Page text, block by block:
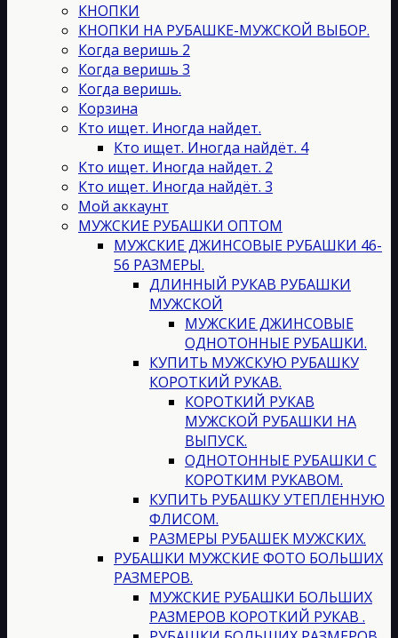
выбрать
КНОПКИ
КНОПКИ НА РУБАШКЕ-МУЖСКОЙ ВЫБОР.
Когда веришь 2
Когда веришь 3
Когда веришь.
Корзина
Кто ищет. Иногда найдет.
Кто ищет. Иногда найдёт. 4
Кто ищет. Иногда найдет. 2
Кто ищет. Иногда найдёт. 3
Мой аккаунт
МУЖСКИЕ РУБАШКИ ОПТОМ
МУЖСКИЕ ДЖИНСОВЫЕ РУБАШКИ 46-
56 РАЗМЕРЫ.
ДЛИННЫЙ РУКАВ РУБАШКИ
МУЖСКОЙ
МУЖСКИЕ ДЖИНСОВЫЕ
ОДНОТОННЫЕ РУБАШКИ.
КУПИТЬ МУЖСКУЮ РУБАШКУ
КОРОТКИЙ РУКАВ.
КОРОТКИЙ РУКАВ
МУЖСКОЙ РУБАШКИ НА
ВЫПУСК.
ОДНОТОННЫЕ РУБАШКИ С
КОРОТКИМ РУКАВОМ.
КУПИТЬ РУБАШКУ УТЕПЛЕННУЮ
ФЛИСОМ.
РАЗМЕРЫ РУБАШЕК МУЖСКИХ.
РУБАШКИ МУЖСКИЕ ФОТО БОЛЬШИХ
РАЗМЕРОВ.
МУЖСКИЕ РУБАШКИ БОЛЬШИХ
РАЗМЕРОВ КОРОТКИЙ РУКАВ .